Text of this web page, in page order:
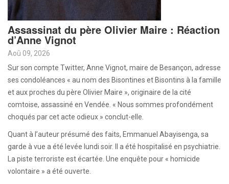
Assassinat du père Olivier Maire : Réaction
d’Anne Vignot
Aoû 09, 2026
Sur son compte Twitter, Anne Vignot, maire de Besançon, adresse
ses condoléances « au nom des Bisontines et Bisontins à la famille
et aux proches du père Olivier Maire », originaire de la cité
comtoise, assassiné en Vendée. « Nous sommes profondément
choqués par cet acte odieux » conclut-elle.
Quant à l’auteur présumé des faits, Emmanuel Abayisenga, sa
garde à vue a été levée lundi soir. Il a été hospitalisé en psychiatrie.
La piste terroriste est écartée. Une enquête pour « homicide
volontaire » a été ouverte.